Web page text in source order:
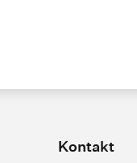
Kontakt